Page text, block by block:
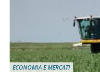
ECONOMIA E MERCATI